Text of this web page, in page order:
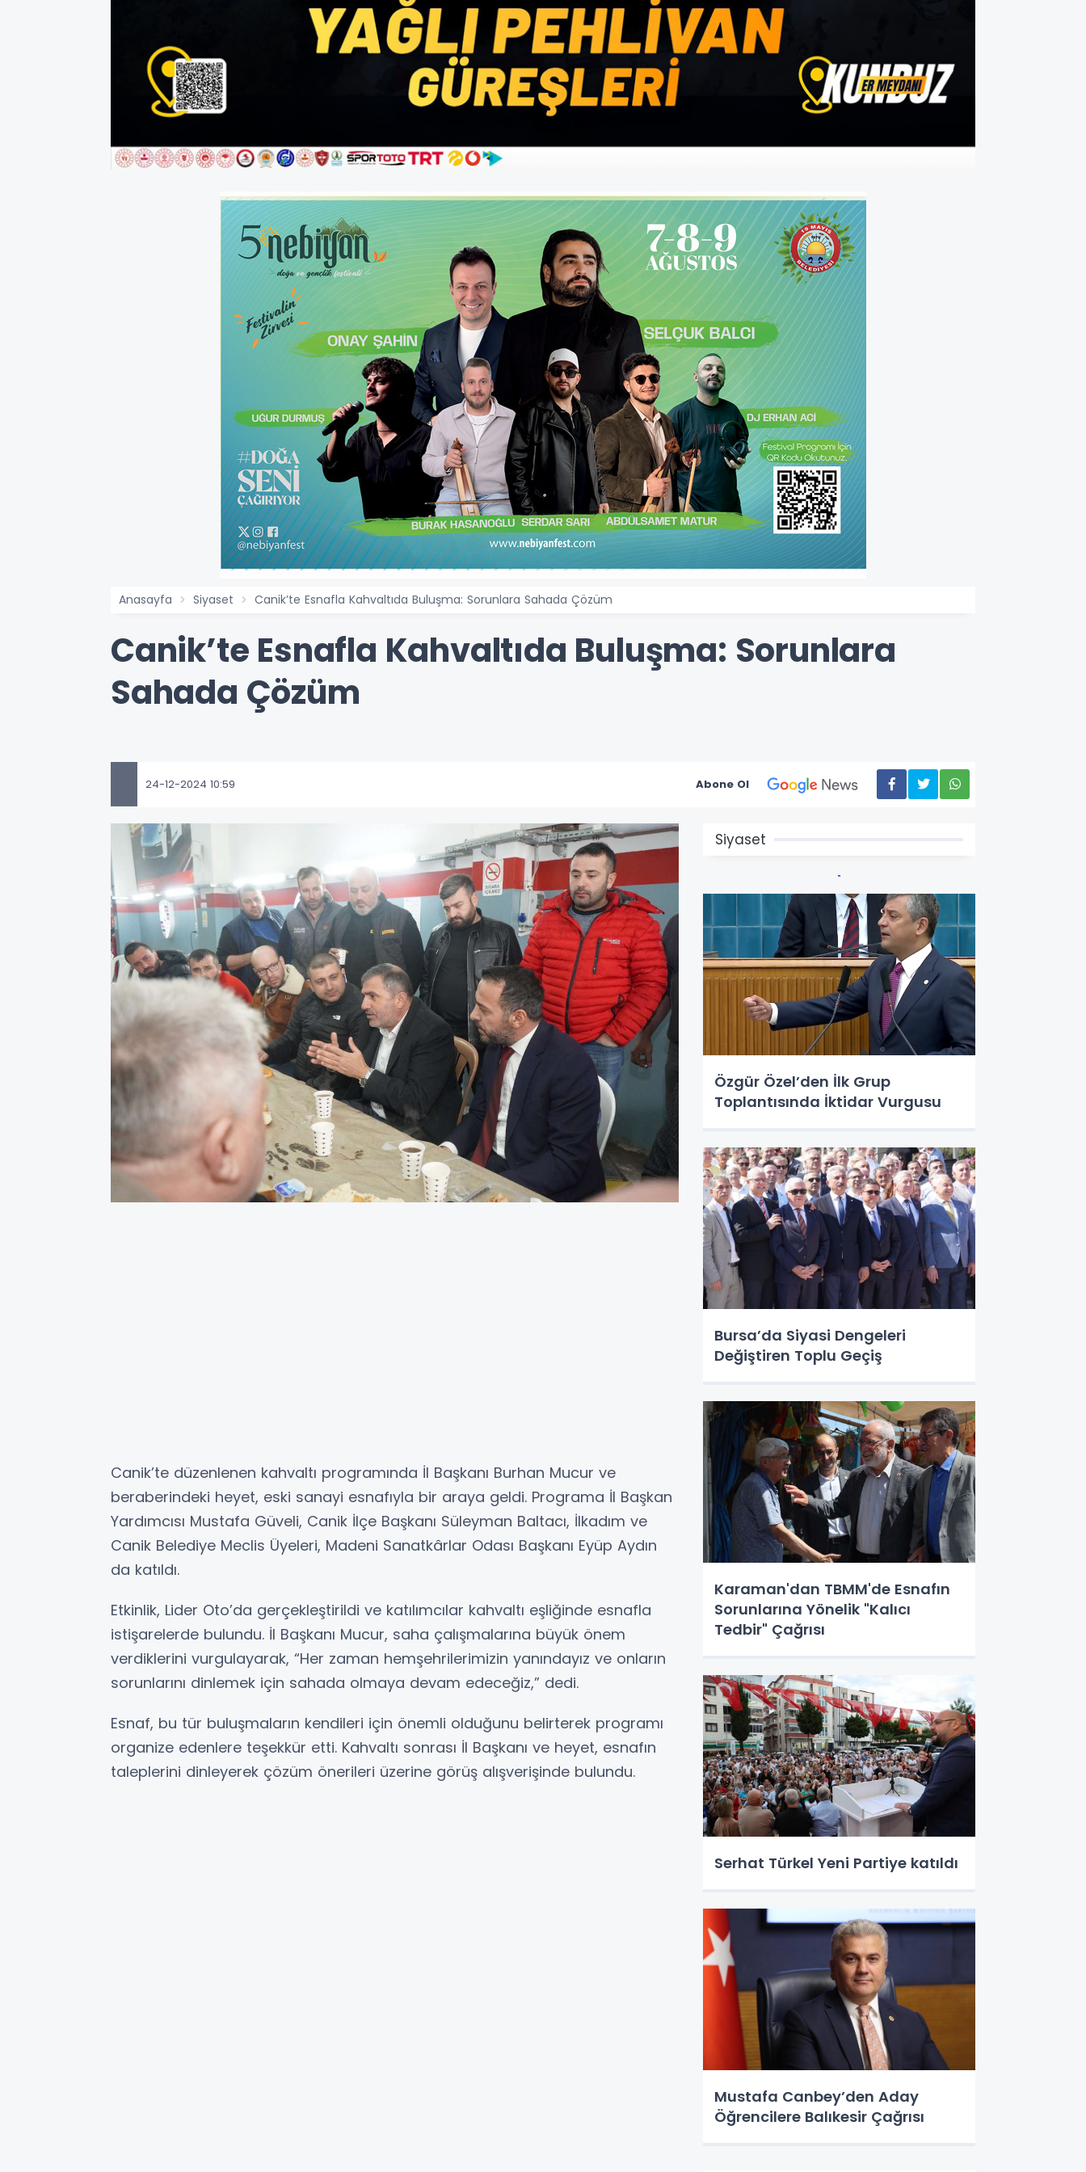
Anasayfa Siyaset Canik’te Esnafla Kahvaltıda Buluşma: Sorunlara Sahada Çözüm
Canik’te Esnafla Kahvaltıda Buluşma: Sorunlara
Sahada Çözüm
24-12-2024 10:59 Abone Ol
Canik’te düzenlenen kahvaltı programında İl Başkanı Burhan Mucur ve
beraberindeki heyet, eski sanayi esnafıyla bir araya geldi. Programa İl Başkan
Yardımcısı Mustafa Güveli, Canik İlçe Başkanı Süleyman Baltacı, İlkadım ve
Canik Belediye Meclis Üyeleri, Madeni Sanatkârlar Odası Başkanı Eyüp Aydın
da katıldı.
Etkinlik, Lider Oto’da gerçekleştirildi ve katılımcılar kahvaltı eşliğinde esnafla
istişarelerde bulundu. İl Başkanı Mucur, saha çalışmalarına büyük önem
verdiklerini vurgulayarak, “Her zaman hemşehrilerimizin yanındayız ve onların
sorunlarını dinlemek için sahada olmaya devam edeceğiz,” dedi.
Esnaf, bu tür buluşmaların kendileri için önemli olduğunu belirterek programı
organize edenlere teşekkür etti. Kahvaltı sonrası İl Başkanı ve heyet, esnafın
taleplerini dinleyerek çözüm önerileri üzerine görüş alışverişinde bulundu.
Siyaset
Özgür Özel’den İlk Grup
Toplantısında İktidar Vurgusu
Bursa’da Siyasi Dengeleri
Değiştiren Toplu Geçiş
Karaman'dan TBMM'de Esnafın
Sorunlarına Yönelik "Kalıcı
Tedbir" Çağrısı
Serhat Türkel Yeni Partiye katıldı
Mustafa Canbey’den Aday
Öğrencilere Balıkesir Çağrısı